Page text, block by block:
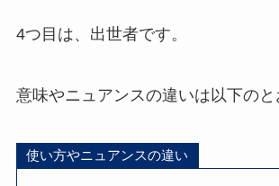
4つ目は、出世者です。
意味やニュアンスの違いは以下のと
使い方やニュアンスの違い